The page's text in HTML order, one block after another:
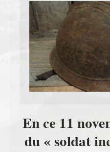
En ce 11
du « soldat